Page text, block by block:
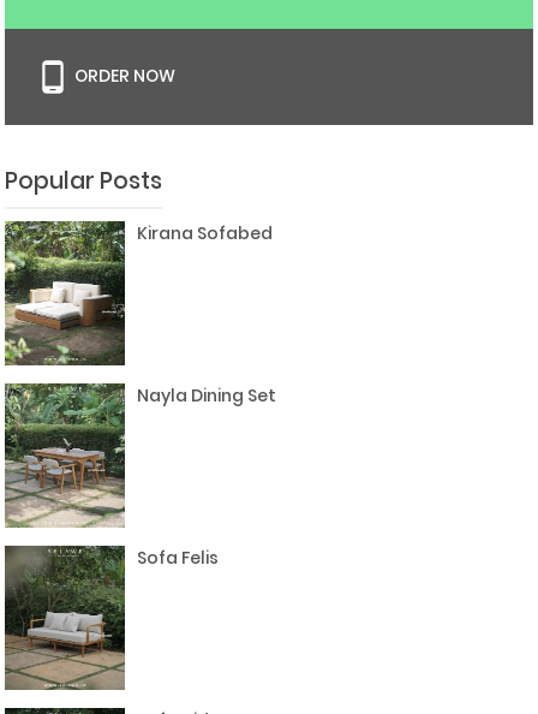
ORDER NOW
Popular Posts
Kirana Sofabed
Nayla Dining Set
Sofa Felis